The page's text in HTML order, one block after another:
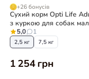
+26 бонусів
Сухий корм Opti Life
з куркою для собак
порід
5,0 1
2,5 кг 7,5 кг
1 254 грн